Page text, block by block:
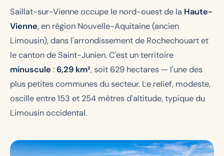
Saillat-sur-Vienne occupe le nord-ouest de la Haute-
Vienne, en région Nouvelle-Aquitaine (ancien
Limousin), dans l'arrondissement de Rochechouart et
le canton de Saint-Junien. C'est un territoire
minuscule :6,29 km², soit 629 hectares — l'une des
plus petites communes du secteur. Le relief, modeste,
oscille entre 153 et 254 mètres d'altitude, typique du
Limousin occidental.